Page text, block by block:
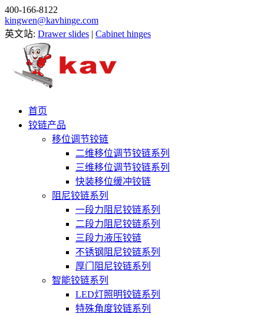
400-166-8122
kingwen@kavhinge.com
英文站: Drawer slides | Cabinet hinges
首页
铰链产品
移位调节铰链
二维移位调节铰链系列
三维移位调节铰链系列
快装移位缓冲铰链
阻尼铰链系列
一段力阻尼铰链系列
二段力阻尼铰链系列
三段力液压铰链
不锈钢阻尼铰链系列
厚门阻尼铰链系列
智能铰链系列
LED灯照明铰链系列
特殊角度铰链系列